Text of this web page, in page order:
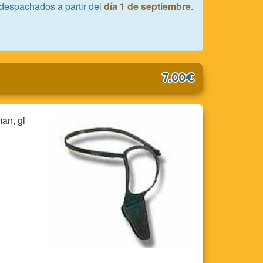
a partir del día 1 de septiembre.
7,00€
gi